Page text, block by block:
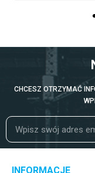
CHCESZ OTRZYMAĆ
INFORMACJE